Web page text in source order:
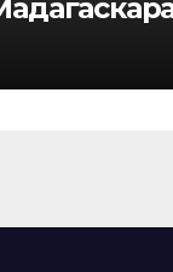
под